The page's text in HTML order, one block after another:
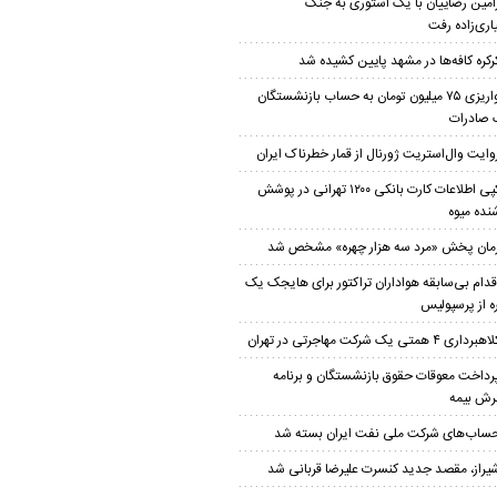
رفت
کافه‌ها در مشهد پایین کشیده شد
واریزی ۷۵ میلیون تومان به حساب بازنشستگان
صادرات
وال‌استریت ژورنال از قمار خطرناک ایران
کپی اطلاعات کارت بانکی ۱۲۰۰ تهرانی در پوشش
میوه
پخش «مرد سه هزار چهره» مشخص شد
بی‌سابقه هواداران تراکتور برای هایجک یک
از پرسپولیس
۴ همتی یک شرکت مهاجرتی در تهران
معوقات حقوق بازنشستگان و برنامه
بیمه
شرکت ملی نفت ایران بسته شد
مقصد جدید کنسرت علیرضا قربانی شد